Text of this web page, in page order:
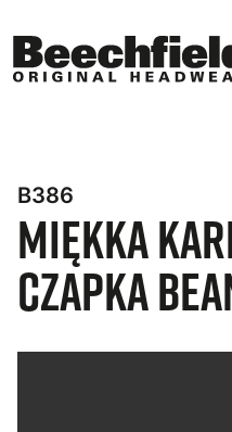
do
treści
B386
Miękka
czapka